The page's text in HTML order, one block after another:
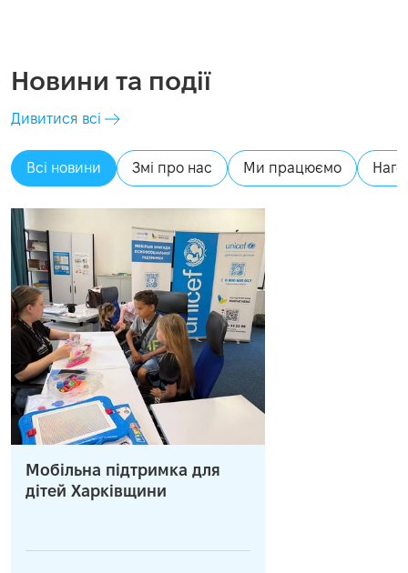
Новини та події
Всі новини Змі про нас Ми працюємо
Дивитися всі
Мобільна підтримка для
дітей Харківщини